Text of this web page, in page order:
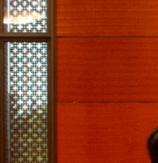
ra sự chuyển hóa
tập để học viên hiểu, thực hành
Case study, tình huống được
phản biện và tự rút ra giải pháp.
quan sát, tương tác nhạy bén với
toàn diện và động lực chuyển hóa